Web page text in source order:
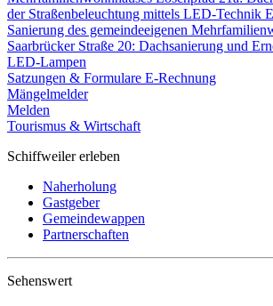
der Straßenbeleuchtung mittels LED-Technik
Sanierung des gemeindeeigenen
Saarbrücker Straße 20: Dachsanierung und
LED-Lampen
Satzungen & Formulare E-Rechnung
Mängelmelder
Melden
Tourismus & Wirtschaft
Schiffweiler erleben
Naherholung
Gastgeber
Gemeindewappen
Partnerschaften
Sehenswert